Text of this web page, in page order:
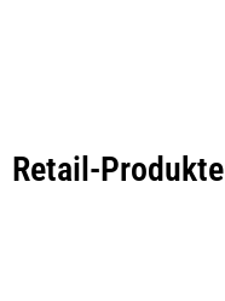
Retail-Produkte